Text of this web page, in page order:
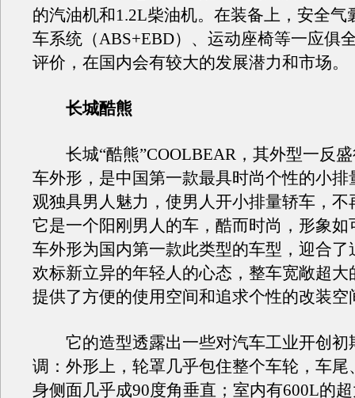
的汽油机和1.2L柴油机。在装备上，安全气
车系统（ABS+EBD）、运动座椅等一应俱
评价，在国内会有较大的发展潜力和市场。
长城酷熊
长城“酷熊”COOLBEAR，其外型一反盛
车外形，是中国第一款最具时尚个性的小排
观独具男人魅力，使男人开小排量轿车，不
它是一个阳刚男人的车，酷而时尚，形象如
车外形为国内第一款此类型的车型，迎合了
欢标新立异的年轻人的心态，整车宽敞超大
提供了方便的使用空间和追求个性的改装空
它的造型透露出一些对汽车工业开创初
调：外形上，轮罩几乎包住整个车轮，车尾
身侧面几乎成90度角垂直；室内有600L的